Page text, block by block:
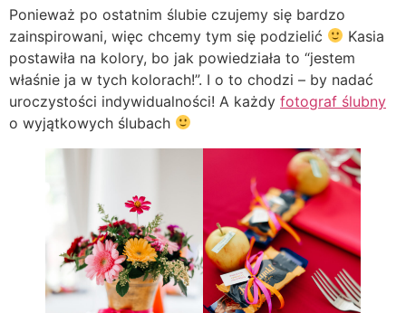
Ponieważ po ostatnim ślubie czujemy się bardzo
zainspirowani, więc chcemy tym się podzielić
Kasia
postawiła na kolory, bo jak powiedziała to “jestem
właśnie ja w tych kolorach!”. I o to chodzi – by nadać
uroczystości indywidualności! A każdy fotograf ślubny
o wyjątkowych ślubach